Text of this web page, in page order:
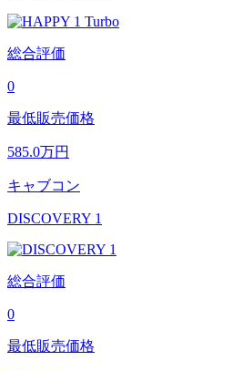
総合評価
0
最低販売価格
585.0万円
キャブコン
DISCOVERY 1
総合評価
0
最低販売価格